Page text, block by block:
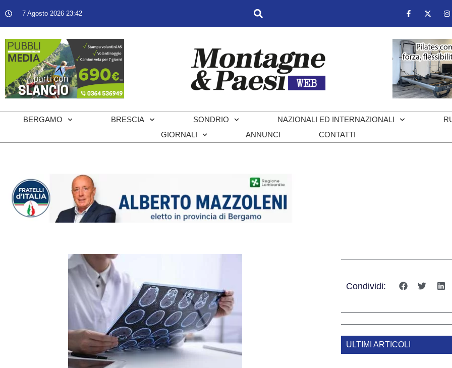
7 Agosto 2026 23:42
BERGAMO BRESCIA SONDRIO NAZIONALI ED INTERNAZIONALI
GIORNALI
ANNUNCI CONTATTI
Condividi:
ULTIMI ARTICOLI